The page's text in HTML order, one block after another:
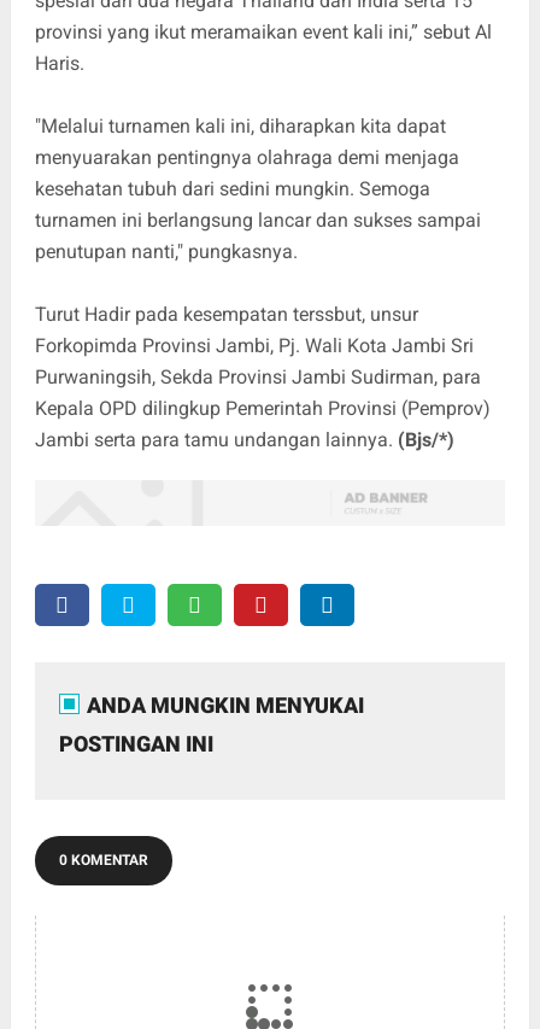
provinsi yang ikut meramaikan event kali ini,” sebut Al
Haris.
"Melalui turnamen kali ini, diharapkan kita dapat
menyuarakan pentingnya olahraga demi menjaga
kesehatan tubuh dari sedini mungkin. Semoga
turnamen ini berlangsung lancar dan sukses sampai
penutupan nanti," pungkasnya.
Turut Hadir pada kesempatan terssbut, unsur
Forkopimda Provinsi Jambi, Pj. Wali Kota Jambi Sri
Purwaningsih, Sekda Provinsi Jambi Sudirman, para
Kepala OPD dilingkup Pemerintah Provinsi (Pemprov)
Jambi serta para tamu undangan lainnya. (Bjs/*)
ANDA MUNGKIN MENYUKAI
POSTINGAN INI
0 KOMENTAR